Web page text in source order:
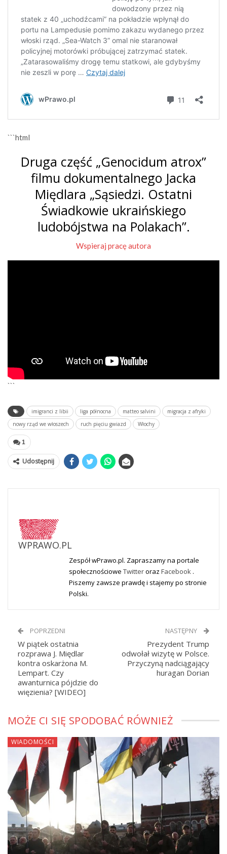
```html
Druga część „Genocidum atrox”
filmu dokumentalnego Jacka
Międlara „Sąsiedzi. Ostatni
Świadkowie ukraińskiego
ludobójstwa na Polakach”.
Wspieraj pracę autora
```
imigranci z libii liga północna matteo salvini
migracja z afryki
nowy rząd we włoszech
ruch pięciu gwiazd Włochy
1
Udostępnij
WPRAWO.PL
Zespół wPrawo.pl. Zapraszamy na portale
społecznościowe Twitteroraz Facebook .
Piszemy zawsze prawdę i stajemy po stronie
Polski.
POPRZEDNI
W piątek ostatnia
rozprawa J. Międlar
kontra oskarżona M.
Lempart. Czy
awanturnica pójdzie do
więzienia? [WIDEO]
NASTĘPNY
Prezydent Trump
odwołał wizytę w Polsce.
Przyczyną nadciągający
huragan Dorian
MOŻE CI SIĘ SPODOBAĆ RÓWNIEŻ
WIADOMOŚCI